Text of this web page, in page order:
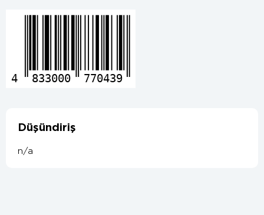
4 833000 770439
Düşündiriş
n/a